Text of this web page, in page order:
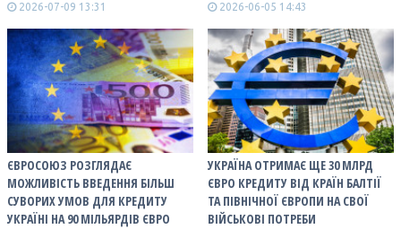
2026-07-09 13:31 2026-06-05 14:43
ЄВРОСОЮЗ РОЗГЛЯДАЄ
МОЖЛИВІСТЬ ВВЕДЕННЯ БІЛЬШ
СУВОРИХ УМОВ ДЛЯ КРЕДИТУ
УКРАЇНІ НА 90 МІЛЬЯРДІВ ЄВРО
УКРАЇНА ОТРИМАЄ ЩЕ 30 МЛРД
ЄВРО КРЕДИТУ ВІД КРАЇН БАЛТІЇ
ТА ПІВНІЧНОЇ ЄВРОПИ НА СВОЇ
ВІЙСЬКОВІ ПОТРЕБИ